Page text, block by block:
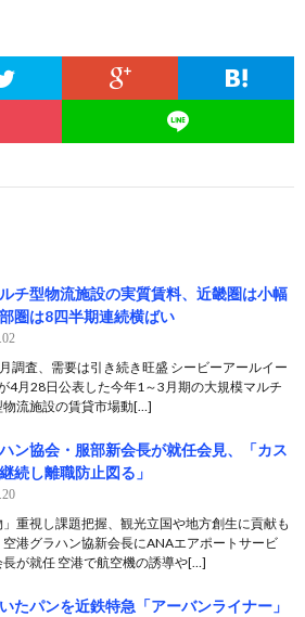
チ型物流施設の実質賃料、近畿圏は小幅
部圏は8四半期連続横ばい
調査、需要は引き続き旺盛 シービーアールイー
が4月28日公表した今年1～3月期の大規模マルチ
物流施設の賃貸市場動[…]
ン協会・服部新会長が就任会見、「カス
続し離職防止図る」
」重視し課題把握、観光立国や地方創生に貢献も
港グラハン協新会長にANAエアポートサービ
長が就任 空港で航空機の誘導や[…]
たパンを近鉄特急「アーバンライナー」